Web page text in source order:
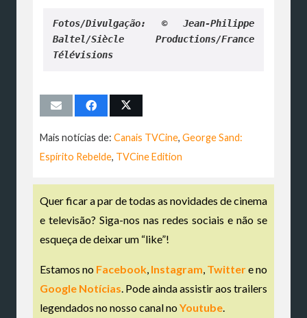
Fotos/Divulgação: © Jean-Philippe
Baltel/Siècle Productions/France
Télévisions
Mais notícias de: Canais TVCine, George Sand:
Espírito Rebelde, TVCine Edition
Quer ficar a par de todas as novidades de cinema
e televisão? Siga-nos nas redes sociais e não se
esqueça de deixar um “like”!
Estamos no Facebook, Instagram, Twittere no
Google Notícias. Pode ainda assistir aos trailers
legendados no nosso canal noYoutube.